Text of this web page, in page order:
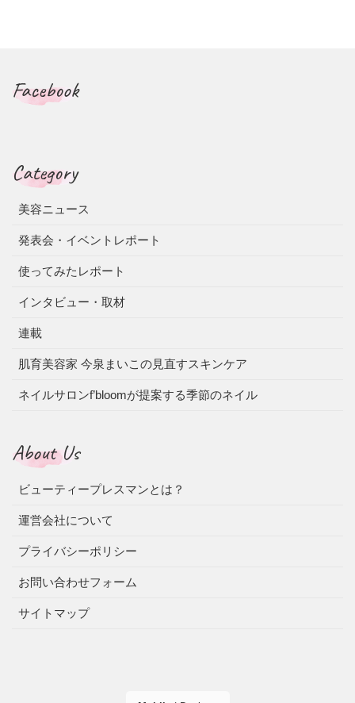
Facebook
Category
美容ニュース
発表会・イベントレポート
使ってみたレポート
インタビュー・取材
連載
肌育美容家 今泉まいこの見直すスキンケア
ネイルサロンf’bloomが提案する季節のネイル
About Us
ビューティープレスマンとは？
運営会社について
プライバシーポリシー
お問い合わせフォーム
サイトマップ